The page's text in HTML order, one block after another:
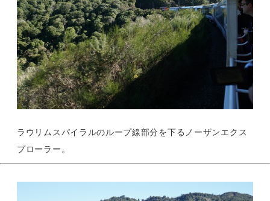
ラウリムスパイラルのループ線部分を下るノーザンエクス
プローラー。